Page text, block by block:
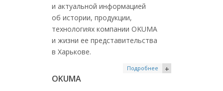
и актуальной информацией
об истории, продукции,
технологиях компании OKUMA
и жизни ее представительства
в Харькове.
Подробнее +
OKUMA